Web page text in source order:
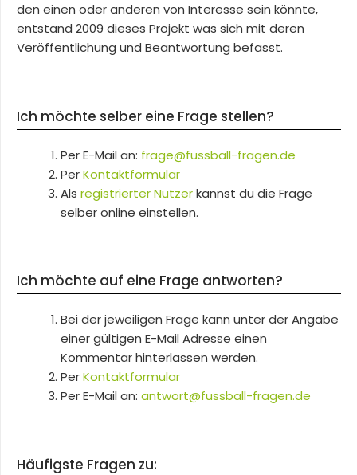
den einen oder anderen von Interesse sein könnte,
entstand 2009 dieses Projekt was sich mit deren
Veröffentlichung und Beantwortung befasst.
Ich möchte selber eine Frage stellen?
Per E-Mail an: frage@fussball-fragen.de
PerKontaktformular
Als registrierter Nutzerkannst du die Frage
selber online einstellen.
Ich möchte auf eine Frage antworten?
Bei der jeweiligen Frage kann unter der Angabe
einer gültigen E-Mail Adresse einen
Kommentar hinterlassen werden.
PerKontaktformular
Per E-Mail an: antwort@fussball-fragen.de
Häufigste Fragen zu: